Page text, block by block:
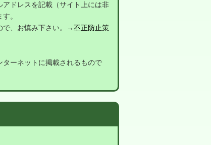
ドレスを記載（サイト上には非
。
で、お慎み下さい。→不正防止策
ターネットに掲載されるもので